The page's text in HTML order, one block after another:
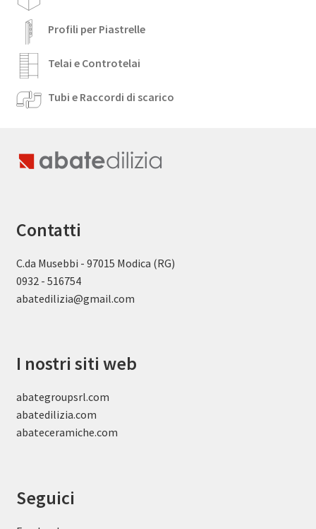
Profili per Piastrelle
Telai e Controtelai
Tubi e Raccordi di scarico
Contatti
C.da Musebbi - 97015 Modica (RG)
0932 - 516754
abatedilizia@gmail.com
I nostri siti web
abategroupsrl.com
abatedilizia.com
abateceramiche.com
Seguici